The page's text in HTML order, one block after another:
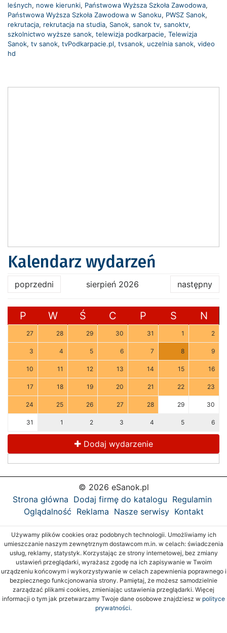
leśnych, nowe kierunki, Państwowa Wyższa Szkoła Zawodowa,
Państwowa Wyższa Szkoła Zawodowa w Sanoku, PWSZ Sanok,
rekrutacja, rekrutacja na studia, Sanok, sanok tv, sanoktv,
szkolnictwo wyższe sanok, telewizja podkarpacie, Telewizja
Sanok, tv sanok, tvPodkarpacie.pl, tvsanok, uczelnia sanok, video
hd
Kalendarz wydarzeń
poprzedni sierpień 2026 następny
P W Ś C P S N
27 28 29 30 31 1 2
3 4 5 6 7 8 9
10 11 12 13 14 15 16
17 18 19 20 21 22 23
24 25 26 27 28 29 30
31 1 2 3 4 5 6
Dodaj wydarzenie
© 2026 eSanok.pl
Strona główna Dodaj firmę do katalogu Regulamin
Oglądalność Reklama Nasze serwisy Kontakt
Używamy plików cookies oraz podobnych technologii. Umożliwiamy ich
umieszczanie naszym zewnętrznym dostawcom m.in. w celach: świadczenia
usług, reklamy, statystyk. Korzystając ze strony internetowej, bez zmiany
ustawień przeglądarki, wyrażasz zgodę na ich zapisywanie w Twoim
urządzeniu końcowym i wykorzystywanie w celach zapewnienia poprawnego i
bezpiecznego funkcjonowania strony. Pamiętaj, że możesz samodzielnie
zarządzać plikami cookies, zmieniając ustawienia przeglądarki. Więcej
informacji o tym jak przetwarzamy Twoje dane osobowe znajdziesz w polityce
prywatności.